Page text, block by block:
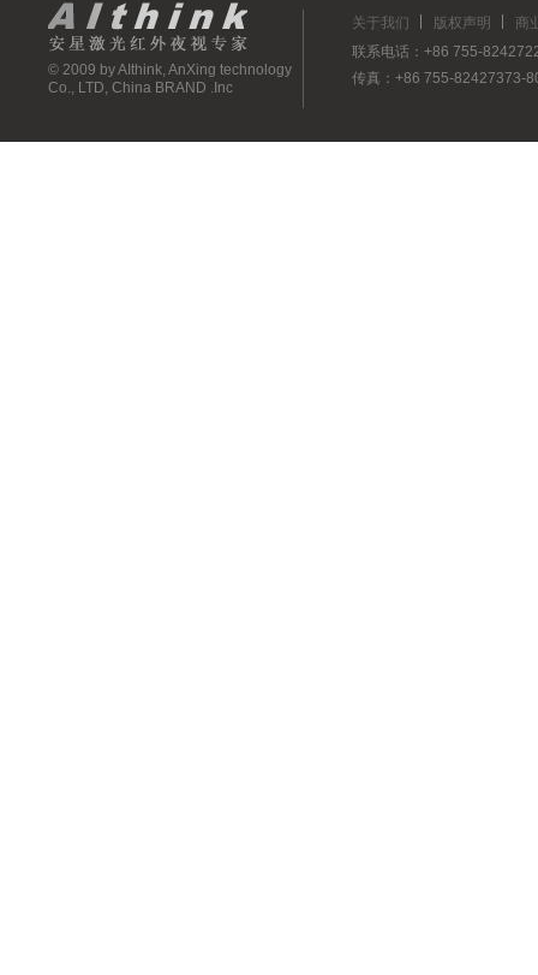
© 2009 by AIthink, AnXing technology
Co., LTD, China BRAND .Inc
关于我们 版权声明
商
联系电话：+86 755-
传真：+86 755-82427373-